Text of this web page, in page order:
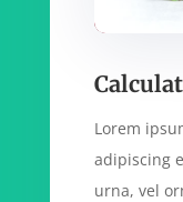
Lorem
adipiscing
urna, vel